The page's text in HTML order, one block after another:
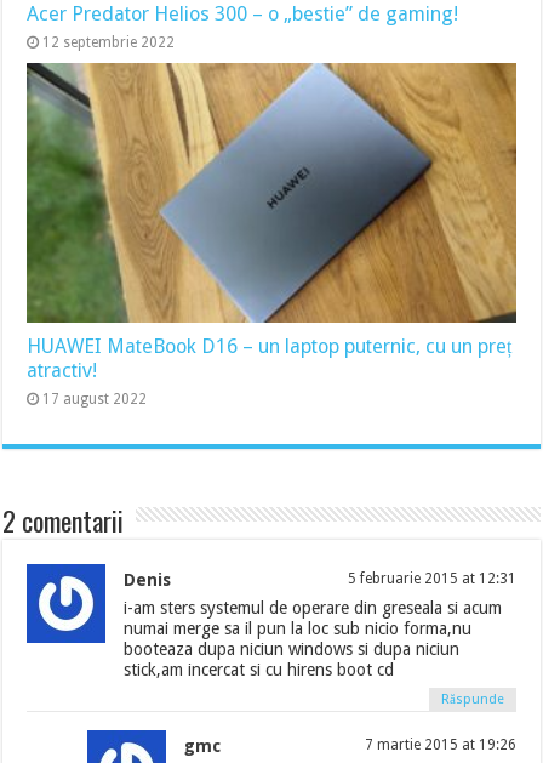
Acer Predator Helios 300 – o „bestie” de gaming!
12 septembrie 2022
HUAWEI MateBook D16 – un laptop puternic, cu un preț
atractiv!
17 august 2022
2 comentarii
Denis 5 februarie 2015 at 12:31
i-am sters systemul de operare din greseala si acum
numai merge sa il pun la loc sub nicio forma,nu
booteaza dupa niciun windows si dupa niciun
stick,am incercat si cu hirens boot cd
Răspunde
gmc 7 martie 2015 at 19:26